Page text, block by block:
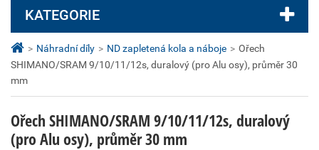
> Náhradní díly > ND zapletená kola a náboje > Ořech
SHIMANO/SRAM 9/10/11/12s, duralový (pro Alu osy), průměr 30
mm
Ořech SHIMANO/SRAM 9/10/11/12s, duralový
(pro Alu osy), průměr 30 mm
KATEGORIE